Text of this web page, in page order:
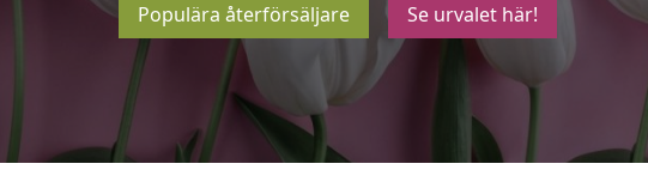
Populära återförsäljare Se urvalet här!